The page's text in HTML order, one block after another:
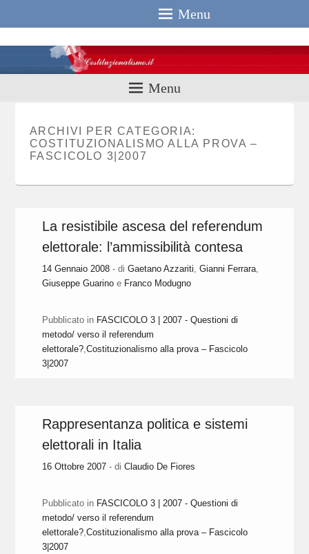
Menu
Menu
ARCHIVI PER CATEGORIA:
COSTITUZIONALISMO ALLA PROVA –
FASCICOLO 3|2007
La resistibile ascesa del referendum
elettorale: l’ammissibilità contesa
14 Gennaio 2008 - di Gaetano Azzariti,Gianni Ferrara,
Giuseppe Guarino e Franco Modugno
Pubblicato in FASCICOLO 3 | 2007 - Questioni di
metodo/ verso il referendum
elettorale?,Costituzionalismo alla prova – Fascicolo
3|2007
Rappresentanza politica e sistemi
elettorali in Italia
16 Ottobre 2007 - di Claudio De Fiores
Pubblicato in FASCICOLO 3 | 2007 - Questioni di
metodo/ verso il referendum
elettorale?,Costituzionalismo alla prova – Fascicolo
3|2007